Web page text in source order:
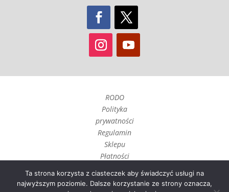
RODO
Polityka
prywatności
Regulamin
Sklepu
Płatności
i wysyłka
Ta strona korzysta z ciasteczek aby świadczyć usługi na
najwyższym poziomie. Dalsze korzystanie ze strony oznacza,